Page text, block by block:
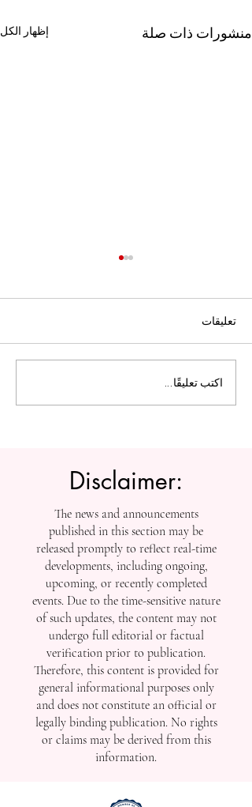
منشورات ذات صلة إظهار الكل
الجامعة السويسرية الدولية
تفتح أبواب التسجيل بعد
تعليقات
اكتب تعليقًا...
Disclaimer:
The news and announcements
published in this section may be
released promptly to reflect real-time
developments, including ongoing,
upcoming, or recently completed
events. Due to the time-sensitive nature
of such updates, the content may not
undergo full editorial or factual
verification prior to publication.
Therefore, this content is provided for
general informational purposes only
and does not constitute an official or
legally binding publication. No rights
or claims may be derived from this
information.